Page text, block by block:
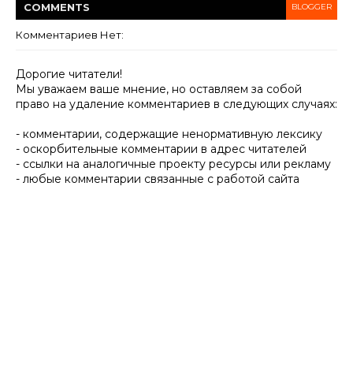
COMMENTS BLOGGER
Комментариев Нет:
Дорогие читатели!
Мы уважаем ваше мнение, но оставляем за собой
право на удаление комментариев в следующих случаях:
- комментарии, содержащие ненормативную лексику
- оскорбительные комментарии в адрес читателей
- ссылки на аналогичные проекту ресурсы или рекламу
- любые комментарии связанные с работой сайта